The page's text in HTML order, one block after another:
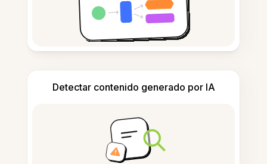
Detectar contenido generado por IA